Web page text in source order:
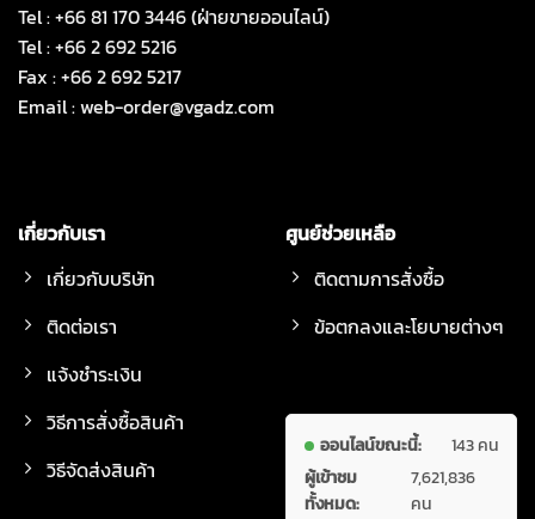
Tel : +66 81 170 3446 (ฝ่ายขายออนไลน์)
Tel : +66 2 692 5216
Fax : +66 2 692 5217
Email :web-order@vgadz.com
เกี่ยวกับเรา
เกี่ยวกับบริษัท
ติดต่อเรา
แจ้งชำระเงิน
วิธีการสั่งซื้อสินค้า
วิธีจัดส่งสินค้า
ศูนย์ช่วยเหลือ
ติดตามการสั่งซื้อ
ข้อตกลงและโยบายต่างๆ
ออนไลน์ขณะนี้:
143 คน
ผู้เข้าชม
ทั้งหมด:
7,621,836
คน